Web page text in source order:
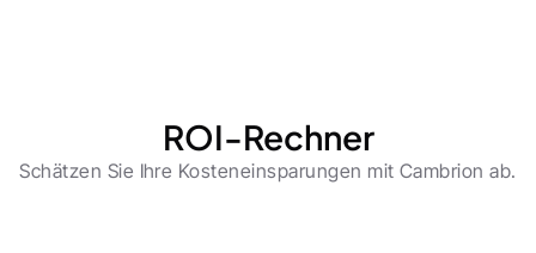
ROI-Rechner
Schätzen Sie Ihre Kosteneinsparungen mit Cambrion ab.